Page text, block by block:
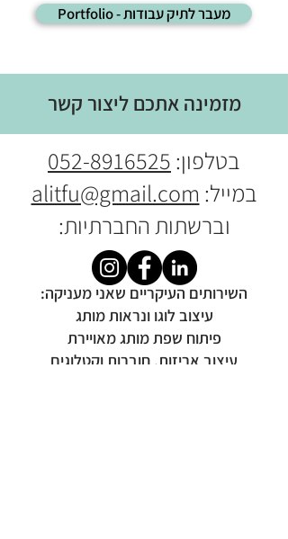
Portfolio - מעבר לתיק עבודות
מזמינה אתכם ליצור קשר
בטלפון: 052-8916525
במייל: alitfu@gmail.com
וברשתות החברתיות:
​​השירותים העיקריים שאני מעניקה:
עיצוב לוגו ונראות מותג
פיתוח שפת מותג מאויירת
עיצוב אריזות, חוברות וקטלוגים